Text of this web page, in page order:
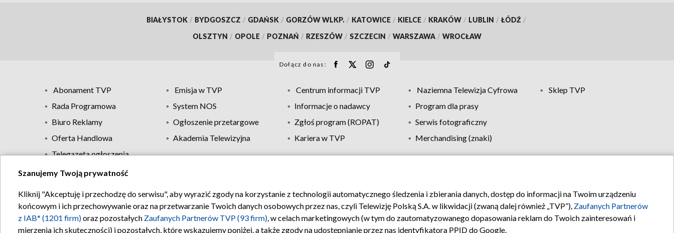
BIAŁYSTOK / BYDGOSZCZ / GDAŃSK / GORZÓW WLKP. / KATOWICE / KIELCE / KRAKÓW / LUBLIN / ŁÓDŹ /
OLSZTYN / OPOLE / POZNAŃ / RZESZÓW / SZCZECIN / WARSZAWA / WROCŁAW
Dołącz do nas:
Abonament TVP Emisja w TVP Centrum informacji TVP Naziemna Telewizja Cyfrowa
Sklep TVP
Rada Programowa
System NOS Informacje o nadawcy
Program dla prasy
Biuro Reklamy
Ogłoszenie przetargowe Zgłoś program (ROPAT)
Serwis fotograficzny
Oferta Handlowa
Akademia Telewizyjna Kariera w TVP
Merchandising (znaki)
Telegazeta ogłoszenia
Regulamin TVP Polityka prywatności Moje zgody Pomoc Biuro reklamy Kontakt
Szanujemy Twoją prywatność
Kliknij "Akceptuję i przechodzę do serwisu", aby wyrazić zgody na korzystanie z technologii automatycznego śledzenia i zbierania danych, dostęp do informacji na Twoim urządzeniu
końcowym i ich przechowywanie oraz na przetwarzanie Twoich danych osobowych przez nas, czyli Telewizję Polską S.A. w likwidacji (zwaną dalej również „TVP”), Zaufanych Partnerów
z IAB* (1201 firm)oraz pozostałych Zaufanych Partnerów TVP (93 firm), w celach marketingowych (w tym do zautomatyzowanego dopasowania reklam do Twoich zainteresowań i
mierzenia ich skuteczności) i pozostałych, które wskazujemy poniżej, a także zgody na udostępnianie przez nas identyfikatora PPID do Google.